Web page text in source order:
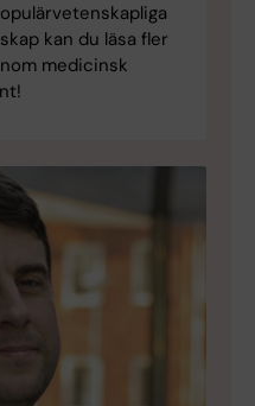
kan du läsa fler
medicinsk